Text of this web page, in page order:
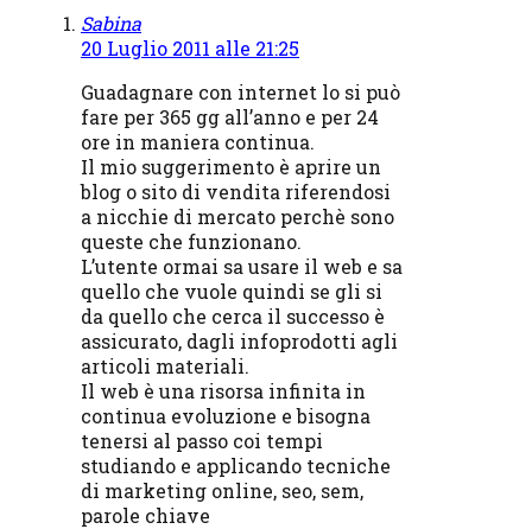
Sabina
20 Luglio 2011 alle 21:25
Guadagnare con internet lo si può
fare per 365 gg all’anno e per 24
ore in maniera continua.
Il mio suggerimento è aprire un
blog o sito di vendita riferendosi
a nicchie di mercato perchè sono
queste che funzionano.
L’utente ormai sa usare il web e sa
quello che vuole quindi se gli si
da quello che cerca il successo è
assicurato, dagli infoprodotti agli
articoli materiali.
Il web è una risorsa infinita in
continua evoluzione e bisogna
tenersi al passo coi tempi
studiando e applicando tecniche
di marketing online, seo, sem,
parole chiave